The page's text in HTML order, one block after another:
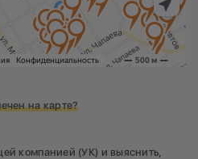
на карте?
компанией (УК) и выяснить,